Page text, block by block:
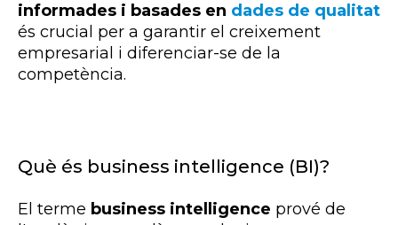
informades i basades en dades de qualitat
és crucial per a garantir el creixement
empresarial i diferenciar-se de la
competència.
Què és business intelligence (BI)?
El terme business intelligence prové de